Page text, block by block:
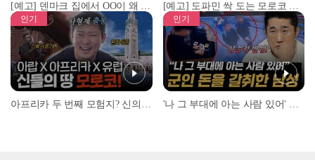
[예고] 덴마크 집에서 OO이 왜 나와...? 이상할 정도로 한국을 사랑하는 우리 형을 제보합니다! [예고] 도파민 싹 도는 모로코 야시장 투어!
인기 인기